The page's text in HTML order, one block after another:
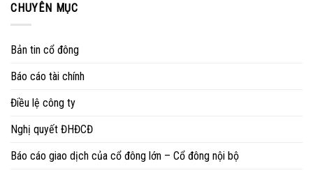
CHUYÊN MỤC
Bản tin cổ đông
Báo cáo tài chính
Điều lệ công ty
Nghị quyết ĐHĐCĐ
Báo cáo giao dịch của cổ đông lớn – Cổ đông nội bộ